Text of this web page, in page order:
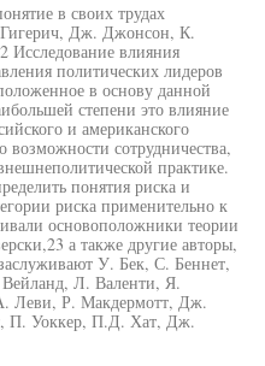
в своих трудах
Гигерич, Дж. Джонсон, К.
влияния
политических лидеров
в основу данной
степени это влияние
и американского
сотрудничества,
практике.
понятия риска и
риска применительно к
основоположники теории
а также другие авторы,
У. Бек, С. Беннет,
Л. Валенти, Я.
Леви, Р. Макдермотт, Дж.
П. Уоккер, П.Д. Хат, Дж.